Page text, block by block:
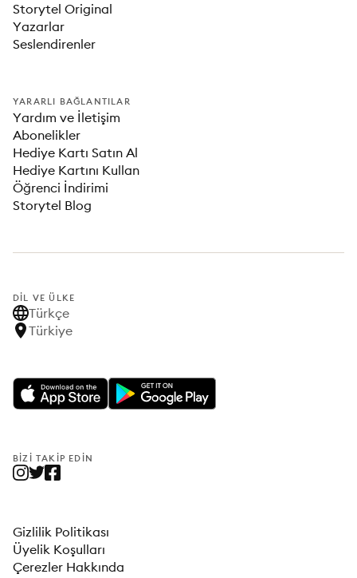
Storytel Original
Yazarlar
Seslendirenler
YARARLI BAĞLANTILAR
Yardım ve İletişim
Abonelikler
Hediye Kartı Satın Al
Hediye Kartını Kullan
Öğrenci İndirimi
Storytel Blog
DIL VE ÜLKE
Türkçe
Türkiye
BIZI TAKIP EDIN
Gizlilik Politikası
Üyelik Koşulları
Çerezler Hakkında